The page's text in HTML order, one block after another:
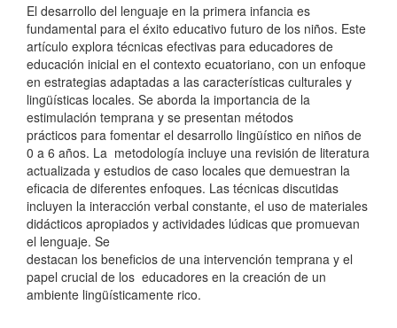
El desarrollo del lenguaje en la primera infancia es
fundamental para el éxito educativo futuro de los niños. Este
artículo explora técnicas efectivas para educadores de
educación inicial en el contexto ecuatoriano, con un enfoque
en estrategias adaptadas a las características culturales y
lingüísticas locales. Se aborda la importancia de la
estimulación temprana y se presentan métodos
prácticos para fomentar el desarrollo lingüístico en niños de
0 a 6 años. La metodología incluye una revisión de literatura
actualizada y estudios de caso locales que demuestran la
eficacia de diferentes enfoques. Las técnicas discutidas
incluyen la interacción verbal constante, el uso de materiales
didácticos apropiados y actividades lúdicas que promuevan
el lenguaje. Se
destacan los beneficios de una intervención temprana y el
papel crucial de los educadores en la creación de un
ambiente lingüísticamente rico.